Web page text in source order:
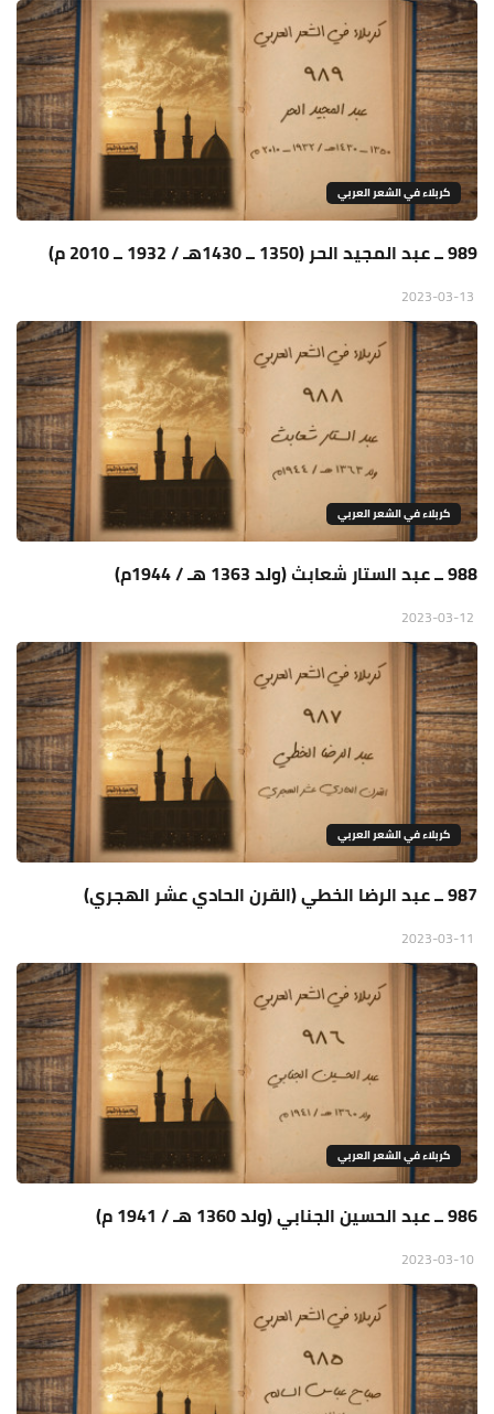
كربلاء في الشعر العربي
989 ــ عبد المجيد الحر (1350 ــ 1430هـ / 1932 ــ 2010 م)
كربلاء في الشعر العربي
988 ــ عبد الستار شعابث (ولد 1363 هـ / 1944م)
كربلاء في الشعر العربي
987 ــ عبد الرضا الخطي (القرن الحادي عشر الهجري)
كربلاء في الشعر العربي
986 ــ عبد الحسين الجنابي (ولد 1360 هـ / 1941 م)